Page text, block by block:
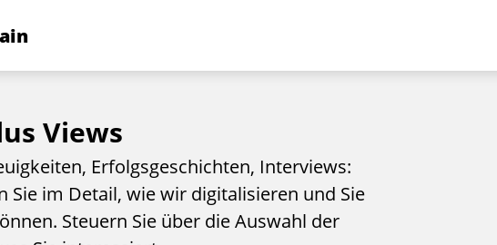
Views
Erfolgsgeschichten, Interviews:
Sie im Detail, wie wir digitalisieren und Sie
Steuern Sie über die Auswahl der